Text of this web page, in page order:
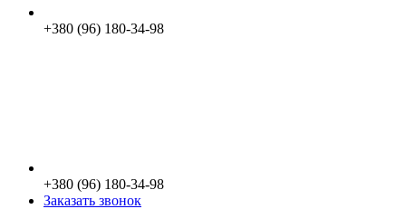
+380 (96) 180-34-98
+380 (96) 180-34-98
Заказать звонок